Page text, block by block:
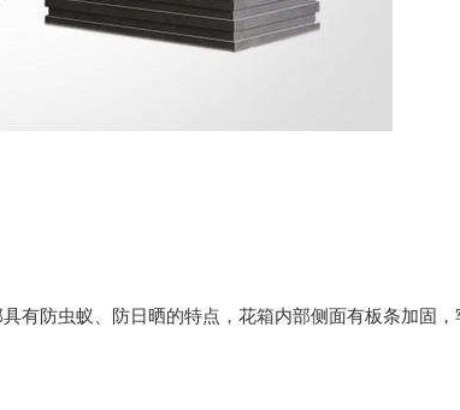
防虫蚁、防日晒的特点，花箱内部侧面有板条加固，